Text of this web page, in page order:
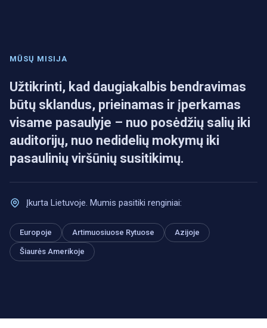
MŪSŲ MISIJA
Užtikrinti, kad daugiakalbis bendravimas
būtų sklandus, prieinamas ir įperkamas
visame pasaulyje – nuo posėdžių salių iki
auditorijų, nuo nedidelių mokymų iki
pasaulinių viršūnių susitikimų.
Įkurta Lietuvoje. Mumis pasitiki renginiai:
Europoje Artimuosiuose Rytuose Azijoje
Šiaurės Amerikoje